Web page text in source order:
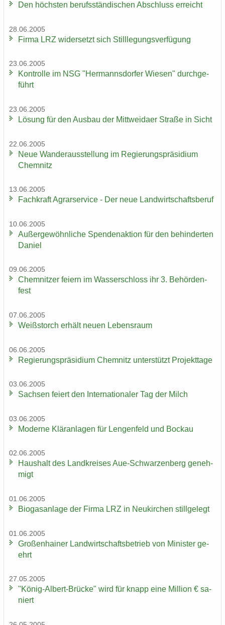
Den höchs­ten be­rufs­stän­di­schen Ab­schluss er­reicht
28.06.2005
Firma LRZ wi­der­setzt sich Still­le­gungs­ver­fü­gung
23.06.2005
Kon­trol­le im NSG "Her­manns­dor­fer Wie­sen" durch­ge­
führt
23.06.2005
Lö­sung für den Aus­bau der Mitt­wei­da­er Stra­ße in Sicht
22.06.2005
Neue Wan­der­aus­stel­lung im Re­gie­rungs­prä­si­di­um
Chem­nitz
13.06.2005
Fach­kraft Agrar­ser­vice - Der neue Land­wirt­schafts­be­ruf
10.06.2005
Au­ßer­ge­wöhn­li­che Spen­den­ak­ti­on für den be­hin­der­ten
Da­ni­el
09.06.2005
Chem­nit­zer fei­ern im Was­ser­schloss ihr 3. Be­hör­den­
fest
07.06.2005
Weiß­storch er­hält neuen Le­bens­raum
06.06.2005
Re­gie­rungs­prä­si­di­um Chem­nitz un­ter­stützt Pro­jekt­ta­ge
03.06.2005
Sach­sen fei­ert den In­ter­na­tio­na­ler Tag der Milch
03.06.2005
Mo­der­ne Klär­an­la­gen für Len­gen­feld und Bo­ckau
02.06.2005
Haus­halt des Land­krei­ses Aue-​Schwarzenberg ge­neh­
migt
01.06.2005
Bio­gas­an­la­ge der Firma LRZ in Neu­kir­chen still­ge­legt
01.06.2005
Gro­ßen­hai­ner Land­wirt­schafts­be­trieb von Mi­nis­ter ge­
ehrt
27.05.2005
"König-​Albert-Brücke" wird für knapp eine Mil­li­on € sa­
niert